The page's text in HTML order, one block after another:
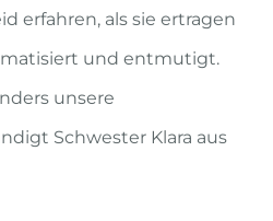
erfahren, als sie ertragen
und entmutigt.
unsere
Schwester Klara aus